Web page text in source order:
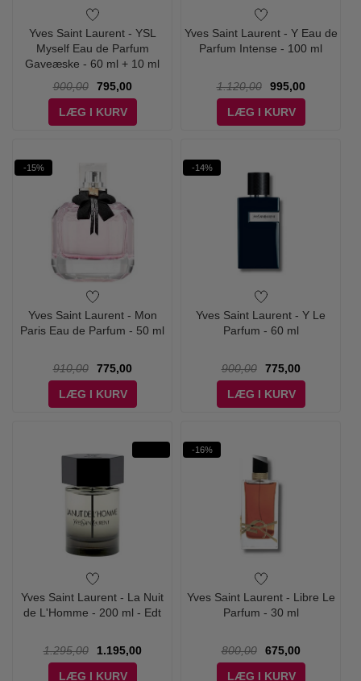
Yves Saint Laurent - YSL
Myself Eau de Parfum
Gaveæske - 60 ml + 10 ml
900,00
795,00
LÆG I KURV
Yves Saint Laurent - Y Eau de
Parfum Intense - 100 ml
1.120,00
995,00
LÆG I KURV
-15%
Yves Saint Laurent - Mon
Paris Eau de Parfum - 50 ml
910,00
775,00
LÆG I KURV
-14%
Yves Saint Laurent - Y Le
Parfum - 60 ml
900,00
775,00
LÆG I KURV
Yves Saint Laurent - La Nuit
de L'Homme - 200 ml - Edt
1.295,00
1.195,00
LÆG I KURV
-16%
Yves Saint Laurent - Libre Le
Parfum - 30 ml
800,00
675,00
LÆG I KURV